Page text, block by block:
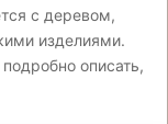
с деревом,
изделиями.
описать,